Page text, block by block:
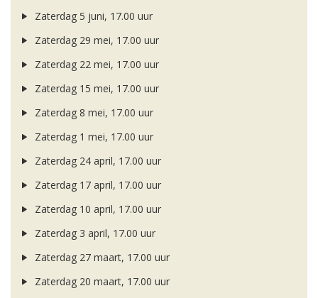
Zaterdag 5 juni, 17.00 uur
Zaterdag 29 mei, 17.00 uur
Zaterdag 22 mei, 17.00 uur
Zaterdag 15 mei, 17.00 uur
Zaterdag 8 mei, 17.00 uur
Zaterdag 1 mei, 17.00 uur
Zaterdag 24 april, 17.00 uur
Zaterdag 17 april, 17.00 uur
Zaterdag 10 april, 17.00 uur
Zaterdag 3 april, 17.00 uur
Zaterdag 27 maart, 17.00 uur
Zaterdag 20 maart, 17.00 uur